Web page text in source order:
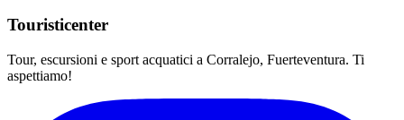
Touristicenter
Tour, escursioni e sport acquatici a Corralejo, Fuerteventura. Ti
aspettiamo!